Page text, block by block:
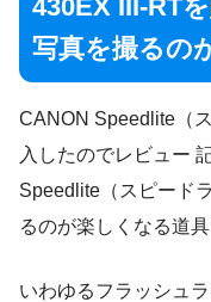
430EX III-RT
写真を撮るの
CANON Speedlite（
入したのでレビュー
Speedlite（スピード
るのが楽しくなる道具
いわゆるフラッシュ